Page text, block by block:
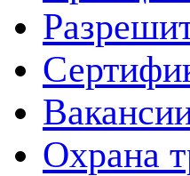
Охрана